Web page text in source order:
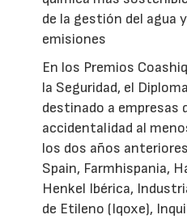
de la gestión del agua
emisiones
En los Premios
la Seguridad, el
destinado a empresas
accidentalidad al
los dos años
Spain, Farmhispania,
Henkel Ibérica,
de Etileno (Iqoxe),